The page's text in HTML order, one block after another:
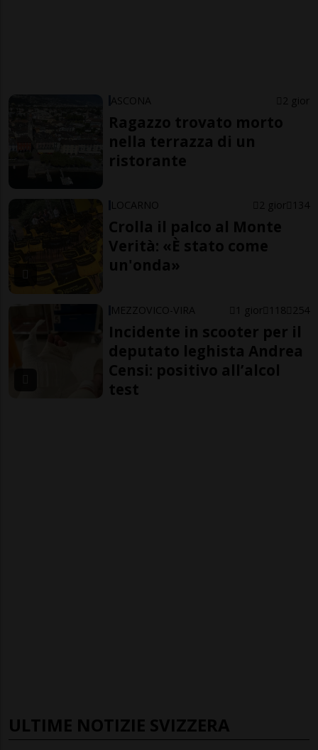
ASCONA 2 gior
Ragazzo trovato morto
nella terrazza di un
ristorante
LOCARNO 2 gior 134
Crolla il palco al Monte
Verità: «È stato come
un'onda»
MEZZOVICO-VIRA 1 gior 118 254
Incidente in scooter per il
deputato leghista Andrea
Censi: positivo all’alcol
test
ULTIME NOTIZIE SVIZZERA